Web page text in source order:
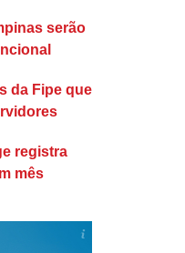
serão
da Fipe que
registra
mês